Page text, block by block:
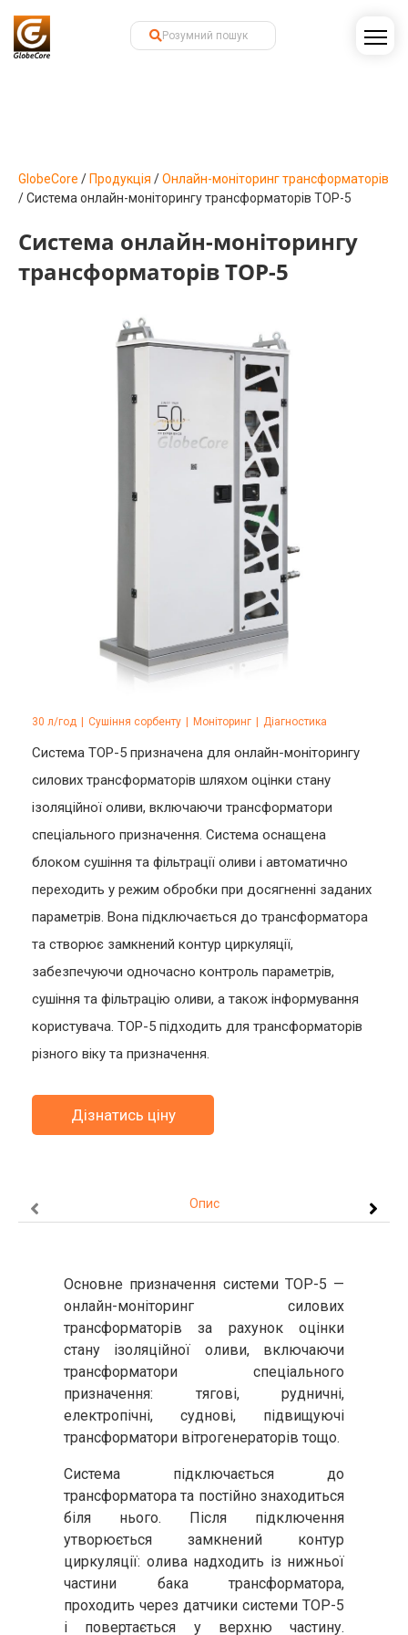
GlobeCore / Продукція /Онлайн-моніторинг трансформаторів
/Система онлайн-моніторингу трансформаторів ТОР-5
Система онлайн-моніторингу
трансформаторів ТОР-5
30 л/год Сушіння сорбенту Моніторинг Діагностика
Система ТОР-5 призначена для онлайн-моніторингу
силових трансформаторів шляхом оцінки стану
ізоляційної оливи, включаючи трансформатори
спеціального призначення. Система оснащена
блоком сушіння та фільтрації оливи і автоматично
переходить у режим обробки при досягненні заданих
параметрів. Вона підключається до трансформатора
та створює замкнений контур циркуляції,
забезпечуючи одночасно контроль параметрів,
сушіння та фільтрацію оливи, а також інформування
користувача. ТОР-5 підходить для трансформаторів
різного віку та призначення.
Дізнатись ціну
Опис
Основне призначення системи ТОР-5 —
онлайн-моніторинг силових
трансформаторів за рахунок оцінки
стану ізоляційної оливи, включаючи
трансформатори спеціального
призначення: тягові, рудничні,
електропічні, суднові, підвищуючі
трансформатори вітрогенераторів тощо.
Система підключається до
трансформатора та постійно знаходиться
біля нього. Після підключення
утворюється замкнений контур
циркуляції: олива надходить із нижньої
частини бака трансформатора,
проходить через датчики системи ТОР-5
і повертається у верхню частину.